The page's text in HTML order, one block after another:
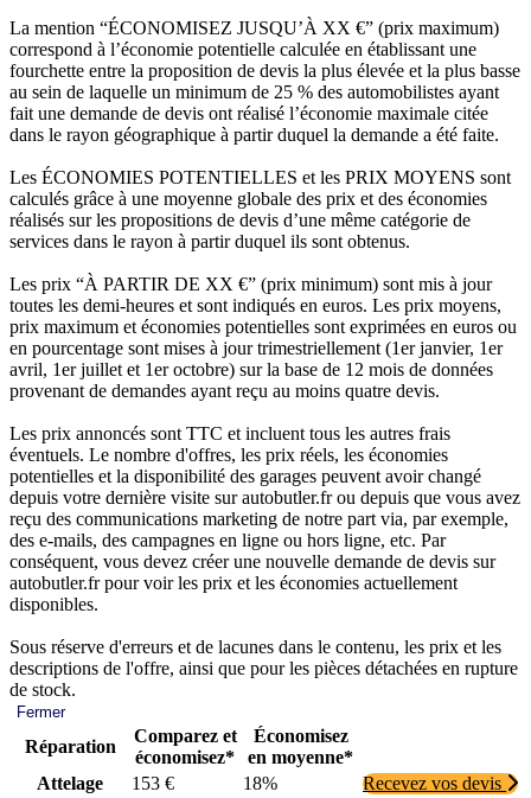
La mention “ÉCONOMISEZ JUSQU’À XX €” (prix maximum)
correspond à l’économie potentielle calculée en établissant une
fourchette entre la proposition de devis la plus élevée et la plus basse
au sein de laquelle un minimum de 25 % des automobilistes ayant
fait une demande de devis ont réalisé l’économie maximale citée
dans le rayon géographique à partir duquel la demande a été faite.
Les ÉCONOMIES POTENTIELLES et les PRIX MOYENS sont
calculés grâce à une moyenne globale des prix et des économies
réalisés sur les propositions de devis d’une même catégorie de
services dans le rayon à partir duquel ils sont obtenus.
Les prix “À PARTIR DE XX €” (prix minimum) sont mis à jour
toutes les demi-heures et sont indiqués en euros. Les prix moyens,
prix maximum et économies potentielles sont exprimées en euros ou
en pourcentage sont mises à jour trimestriellement (1er janvier, 1er
avril, 1er juillet et 1er octobre) sur la base de 12 mois de données
provenant de demandes ayant reçu au moins quatre devis.
Les prix annoncés sont TTC et incluent tous les autres frais
éventuels. Le nombre d'offres, les prix réels, les économies
potentielles et la disponibilité des garages peuvent avoir changé
depuis votre dernière visite sur autobutler.fr ou depuis que vous avez
reçu des communications marketing de notre part via, par exemple,
des e-mails, des campagnes en ligne ou hors ligne, etc. Par
conséquent, vous devez créer une nouvelle demande de devis sur
autobutler.fr pour voir les prix et les économies actuellement
disponibles.
Sous réserve d'erreurs et de lacunes dans le contenu, les prix et les
descriptions de l'offre, ainsi que pour les pièces détachées en rupture
de stock.
Fermer
Réparation
Comparez et
économisez*
Économisez
en moyenne*
Attelage
153 € 18%
Recevez vos devis